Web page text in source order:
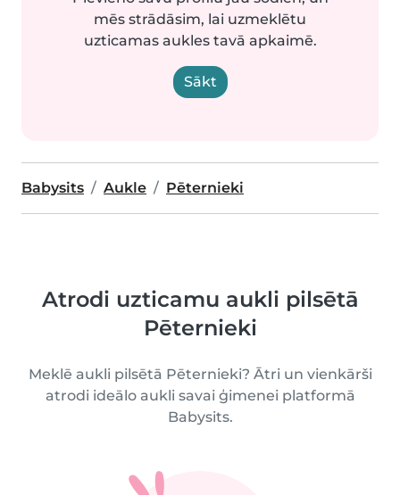
mēs strādāsim, lai uzmeklētu
uzticamas aukles tavā apkaimē.
Sākt
Babysits Aukle Pēternieki
Atrodi uzticamu aukli pilsētā
Pēternieki
Meklē aukli pilsētā Pēternieki? Ātri un vienkārši
atrodi ideālo aukli savai ģimenei platformā
Babysits.